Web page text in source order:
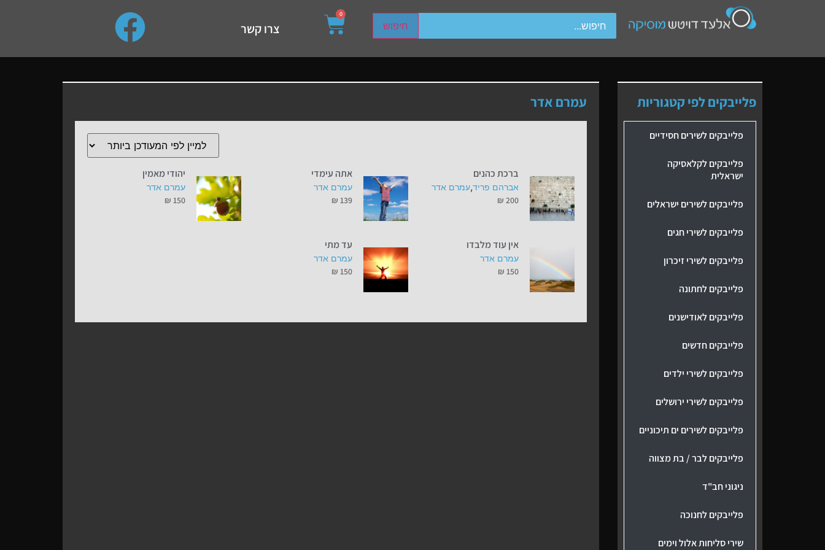
חיפוש
up and down arrows to review and enter to go to the desired page. Touch device users, explore by touch or with swipe gestures.
0
צרו קשר
פלייבקים לפי קטגוריות
פלייבקים לשירים חסידיים
פלייבקים לקלאסיקה
ישראלית
פלייבקים לשירים ישראלים
פלייבקים לשירי חגים
פלייבקים לשירי זיכרון
פלייבקים לחתונה
פלייבקים לאודישנים
פלייבקים חדשים
פלייבקים לשירי ילדים
פלייבקים לשירי ירושלים
פלייבקים לשירים ים תיכוניים
פלייבקים לבר / בת מצווה
ניגוני חב"ד
פלייבקים לחנוכה
שירי סליחות אלול וימים
עמרם אדר
ברכת כהנים
אברהם פריד,עמרם אדר
₪ 200
אתה עימדי
עמרם אדר
₪ 139
יהודי מאמין
עמרם אדר
₪ 150
אין עוד מלבדו
עמרם אדר
₪ 150
עד מתי
עמרם אדר
₪ 150